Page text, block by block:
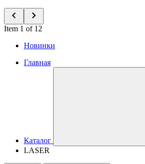
Item 1 of 12
Новинки
Главная
Каталог
LASER